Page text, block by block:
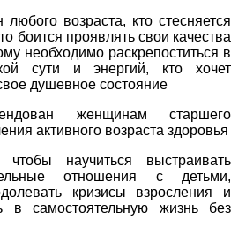
возраста, кто стесняется
боится проявлять свои качества
необходимо раскрепоститься в
сути и энергий, кто хочет
душевное состояние
женщинам старшего
активного возраста здоровья
научиться выстраивать
отношения с детьми,
кризисы взросления и
в самостоятельную жизнь без